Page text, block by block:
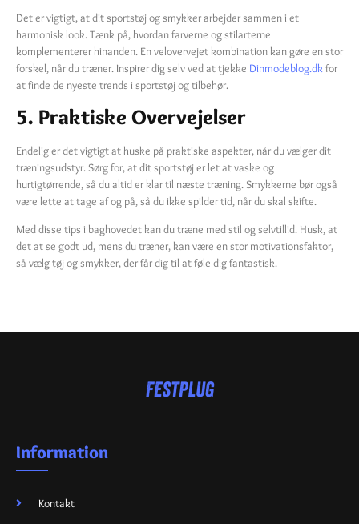
Det er vigtigt, at dit sportstøj og smykker arbejder sammen i et
harmonisk look. Tænk på, hvordan farverne og stilarterne
komplementerer hinanden. En velovervejet kombination kan gøre en stor
forskel, når du træner. Inspirer dig selv ved at tjekke Dinmodeblog.dk for
at finde de nyeste trends i sportstøj og tilbehør.
5. Praktiske Overvejelser
Endelig er det vigtigt at huske på praktiske aspekter, når du vælger dit
træningsudstyr. Sørg for, at dit sportstøj er let at vaske og
hurtigtørrende, så du altid er klar til næste træning. Smykkerne bør også
være lette at tage af og på, så du ikke spilder tid, når du skal skifte.
Med disse tips i baghovedet kan du træne med stil og selvtillid. Husk, at
det at se godt ud, mens du træner, kan være en stor motivationsfaktor,
så vælg tøj og smykker, der får dig til at føle dig fantastisk.
Information
Kontakt